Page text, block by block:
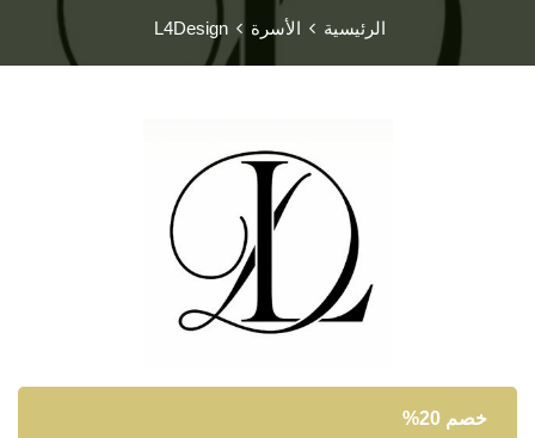
الرئيسية الأسرة L4Design
خصم 20%